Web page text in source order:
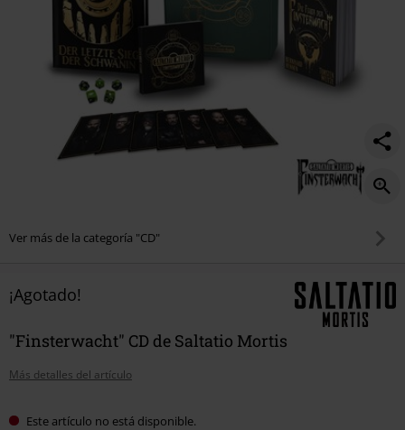
Ver más de la categoría "CD"
¡Agotado!
"Finsterwacht" CD de Saltatio Mortis
Más detalles del artículo
Este artículo no está disponible.